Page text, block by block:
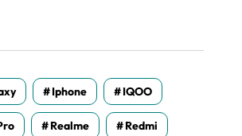
Iphone IQOO
Realme Redmi